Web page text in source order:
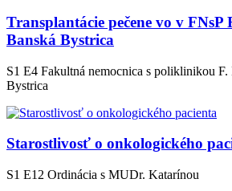
Transplantácie pečene vo v FNsP
Banská Bystrica
S1 E4 Fakultná nemocnica s poliklinikou F.
Bystrica
Starostlivosť o onkologického
S1 E12 Ordinácia s MUDr. Katarínou